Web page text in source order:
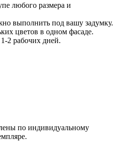
любого размера и
выполнить под вашу задумку.
цветов в одном фасаде.
2 рабочих дней.
по индивидуальному